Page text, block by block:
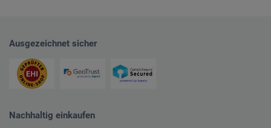
Ausgezeichnet sicher
Nachhaltig einkaufen